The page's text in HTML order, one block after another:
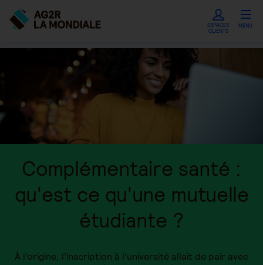
ESPACES
CLIENTS
MENU
Complémentaire santé :
qu'est ce qu'une mutuelle
étudiante ?
À l’origine, l’inscription à l’université allait de pair avec